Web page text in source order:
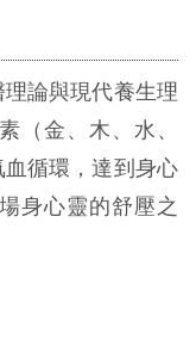
論與現代養生理
（金、木、水、
循環，達到身心
身心靈的舒壓之